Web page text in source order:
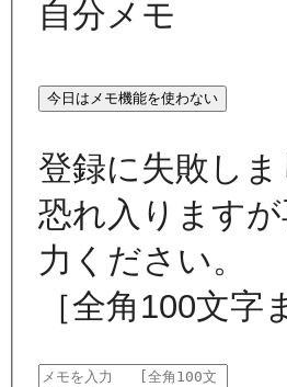
自分メモ
今日はメモ機能を使わない
登録に失敗しま
恐れ入りますが
力ください。
［全角100文字